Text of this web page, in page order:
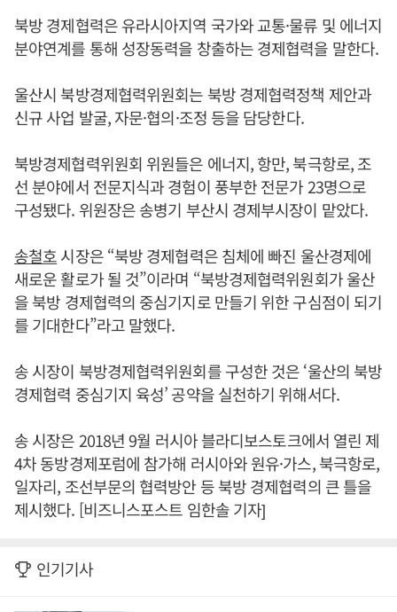
북방 경제협력은 유라시아지역 국가와 교통·물류 및 에너지
분야연계를 통해 성장동력을 창출하는 경제협력을 말한다.
울산시 북방경제협력위원회는 북방 경제협력정책 제안과
신규 사업 발굴, 자문·협의·조정 등을 담당한다.
북방경제협력위원회 위원들은 에너지, 항만, 북극항로, 조
선 분야에서 전문지식과 경험이 풍부한 전문가 23명으로
구성됐다. 위원장은 송병기 부산시 경제부시장이 맡았다.
송철호시장은 “북방 경제협력은 침체에 빠진 울산경제에
새로운 활로가 될 것”이라며 “북방경제협력위원회가 울산
을 북방 경제협력의 중심기지로 만들기 위한 구심점이 되기
를 기대한다”라고 말했다.
송 시장이 북방경제협력위원회를 구성한 것은 ‘울산의 북방
경제협력 중심기지 육성’ 공약을 실천하기 위해서다.
송 시장은 2018년 9월 러시아 블라디보스토크에서 열린 제
4차 동방경제포럼에 참가해 러시아와 원유·가스, 북극항로,
일자리, 조선부문의 협력방안 등 북방 경제협력의 큰 틀을
제시했다. [비즈니스포스트 임한솔 기자]
인기기사